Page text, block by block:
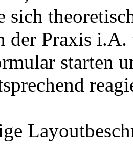
sich
der Praxis
starten